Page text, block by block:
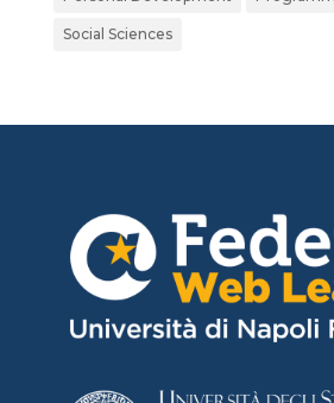
Social Sciences